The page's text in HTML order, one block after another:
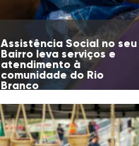
Assistência Social no seu
Bairro leva serviços e
atendimento à
comunidade do Rio
Branco